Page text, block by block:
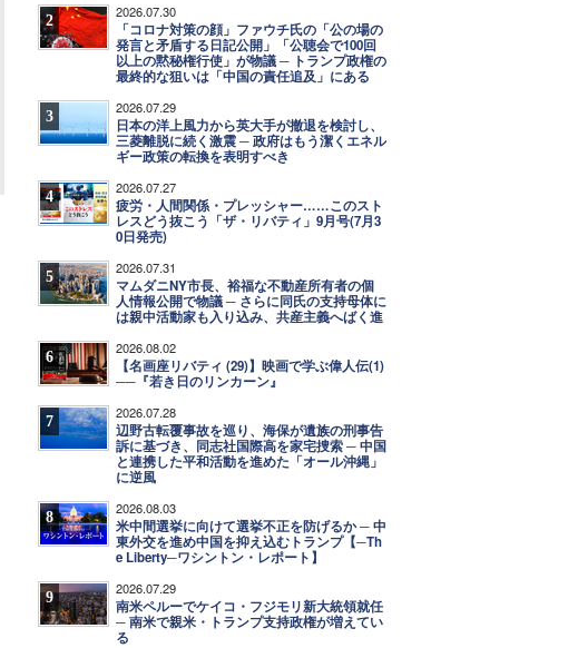
2 2026.07.30
「コロナ対策の顔」ファウチ氏の「公の場の
発言と矛盾する日記公開」「公聴会で100回
以上の黙秘権行使」が物議 ─ トランプ政権の
最終的な狙いは「中国の責任追及」にある
3 2026.07.29
日本の洋上風力から英大手が撤退を検討し、
三菱離脱に続く激震 ─ 政府はもう潔くエネル
ギー政策の転換を表明すべき
4 2026.07.27
疲労・人間関係・プレッシャー……このスト
レスどう抜こう「ザ・リバティ」9月号(7月3
0日発売)
5 2026.07.31
マムダニNY市長、裕福な不動産所有者の個
人情報公開で物議 ─ さらに同氏の支持母体に
は親中活動家も入り込み、共産主義へばく進
6 2026.08.02
【名画座リバティ (29)】映画で学ぶ偉人伝(1)
──『若き日のリンカーン』
7 2026.07.28
辺野古転覆事故を巡り、海保が遺族の刑事告
訴に基づき、同志社国際高を家宅捜索 ─ 中国
と連携した平和活動を進めた「オール沖縄」
に逆風
8 2026.08.03
米中間選挙に向けて選挙不正を防げるか ─ 中
東外交を進め中国を抑え込むトランプ【─Th
e Liberty─ワシントン・レポート】
9 2026.07.29
南米ペルーでケイコ・フジモリ新大統領就任
─ 南米で親米・トランプ支持政権が増えてい
る